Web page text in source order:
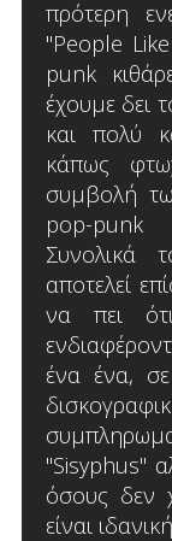
πρότερη
"People
punk
έχουμε δει
και πολύ
κάπως
συμβολή
pop-punk
Συνολικά
αποτελεί
να πει
ένα ένα,
"Sisyphus"
όσους δεν
είναι